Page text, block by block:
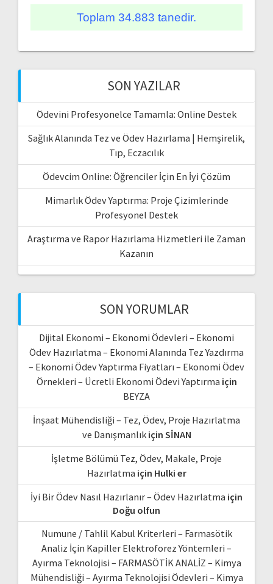
Toplam 34.883 tanedir.
SON YAZILAR
Ödevini Profesyonelce Tamamla: Online Destek
Sağlık Alanında Tez ve Ödev Hazırlama | Hemşirelik,
Tıp, Eczacılık
Ödevcim Online: Öğrenciler İçin En İyi Çözüm
Mimarlık Ödev Yaptırma: Proje Çizimlerinde
Profesyonel Destek
Araştırma ve Rapor Hazırlama Hizmetleri ile Zaman
Kazanın
SON YORUMLAR
Dijital Ekonomi – Ekonomi Ödevleri – Ekonomi
Ödev Hazırlatma – Ekonomi Alanında Tez Yazdırma
– Ekonomi Ödev Yaptırma Fiyatları – Ekonomi Ödev
Örnekleri – Ücretli Ekonomi Ödevi Yaptırma için
BEYZA
İnşaat Mühendisliği – Tez, Ödev, Proje Hazırlatma
ve Danışmanlıkiçin SİNAN
İşletme Bölümü Tez, Ödev, Makale, Proje
Hazırlatma için Hulki er
İyi Bir Ödev Nasıl Hazırlanır – Ödev Hazırlatma için
Doğu olfun
Numune / Tahlil Kabul Kriterleri – Farmasötik
Analiz İçin Kapiller Elektroforez Yöntemleri –
Ayırma Teknolojisi – FARMASÖTİK ANALİZ – Kimya
Mühendisliği – Ayırma Teknolojisi Ödevleri – Kimya